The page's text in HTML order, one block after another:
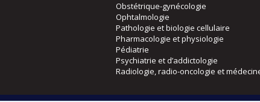
Obstétrique-gynécologie
Ophtalmologie
Pathologie et biologie cellulaire
Pharmacologie et physiologie
Pédiatrie
Psychiatrie et d’addictologie
Radiologie, radio-oncologie et